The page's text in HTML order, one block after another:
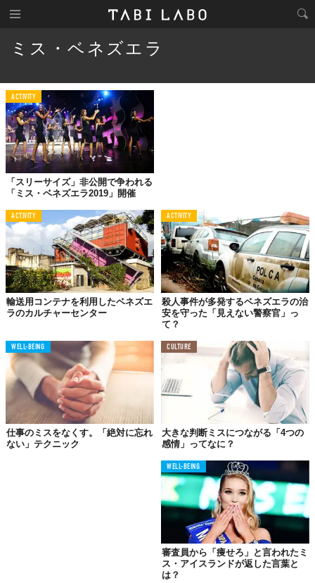
ミス・ベネズエラ
ACTIVITY
「スリーサイズ」非公開で争われる
「ミス・ベネズエラ2019」開催
ACTIVITY
輸送用コンテナを利用したベネズエ
ラのカルチャーセンター
ACTIVITY
殺人事件が多発するベネズエラの治
安を守った「見えない警察官」っ
て？
WELL-BEING
仕事のミスをなくす。「絶対に忘れ
ない」テクニック
CULTURE
大きな判断ミスにつながる「4つの
感情」ってなに？
WELL-BEING
審査員から「痩せろ」と言われたミ
ス・アイスランドが返した言葉と
は？